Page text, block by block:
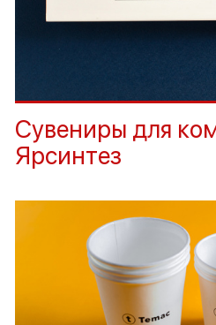
Сувениры для
Ярсинтез